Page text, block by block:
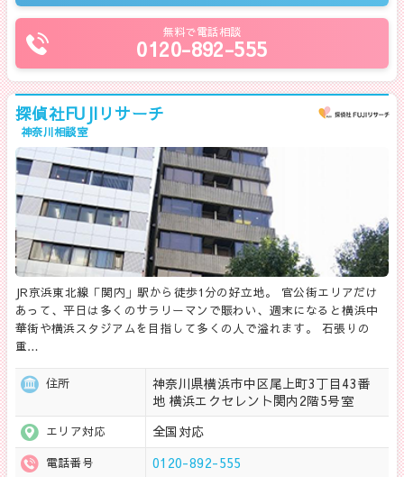
無料で電話相談
0120-892-555
探偵社FUJIリサーチ
神奈川相談室
JR京浜東北線「関内」駅から徒歩1分の好立地。 官公街エリアだけ
あって、平日は多くのサラリーマンで賑わい、週末になると横浜中
華街や横浜スタジアムを目指して多くの人で溢れます。 石張りの
重…
住所
神奈川県横浜市中区尾上町3丁目43番
地 横浜エクセレント関内2階5号室
エリア対応 全国対応
電話番号 0120-892-555